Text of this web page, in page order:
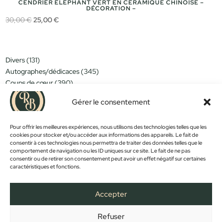
Gérer le consentement
Pour offrir les meilleures expériences, nous utilisons des technologies telles que les
cookies pour stocker et/ou accéder aux informations des appareils. Le fait de
consentir à ces technologies nous permettra de traiter des données telles que le
comportement de navigation ou les ID uniques sur ce site. Le fait de ne pas
consentir ou de retirer son consentement peut avoir un effet négatif sur certaines
caractéristiques et fonctions.
Accepter
Refuser
CENDRIER ELÉPHANT VERT EN CÉRAMIQUE CHINOISE –
DÉCORATION –
30,00€ Le
30,00 €.
25,00€Le
Divers 131131
produits
Autographes/dédicaces 345345
Coups de cœur 390390
Miniatures/jouets
produits
Moins de 15€
produits
Objets déco 11831183
produits
Trop tard... 381381
produits
Vintage 589589
produits
BOUTIQUE